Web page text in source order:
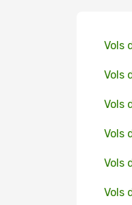
Vols
Vols
Vols
Vols
Vols
Vols